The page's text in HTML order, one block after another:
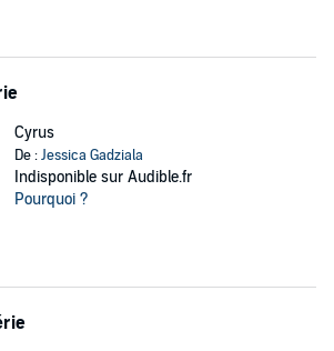
Cyrus
De :Jessica Gadziala
Indisponible sur Audible.fr
Pourquoi ?